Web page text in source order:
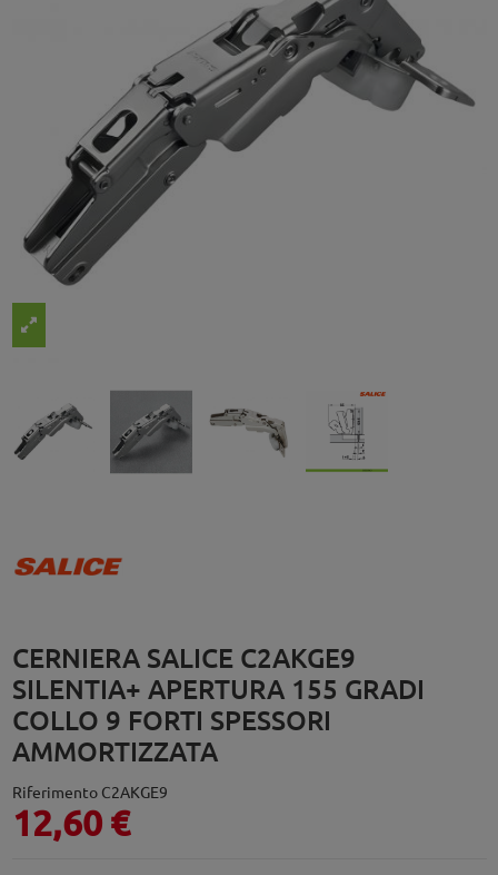
CERNIERA SALICE C2AKGE9
SILENTIA+ APERTURA 155 GRADI
COLLO 9 FORTI SPESSORI
AMMORTIZZATA
Riferimento C2AKGE9
12,60 €